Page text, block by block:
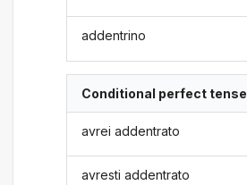
addentrino
Conditional perfect tense
avrei addentrato
avresti addentrato